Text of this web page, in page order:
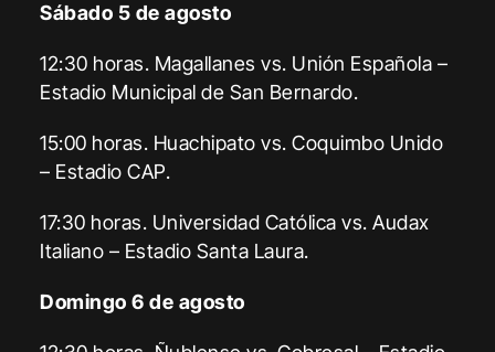
Sábado 5 de agosto
12:30 horas. Magallanes vs. Unión Española –
Estadio Municipal de San Bernardo.
15:00 horas. Huachipato vs. Coquimbo Unido
– Estadio CAP.
17:30 horas. Universidad Católica vs. Audax
Italiano – Estadio Santa Laura.
Domingo 6 de agosto